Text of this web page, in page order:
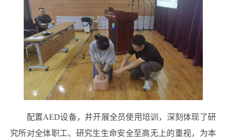
配置AED设备，并开展全员使用培训，深刻体现了研
究所对全体职工、研究生生命安全至高无上的重视，为本